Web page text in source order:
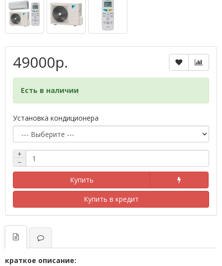
49000р.
Есть в наличии
Установка кондиционера
+
−
Купить
Купить в кредит
краткое описание: